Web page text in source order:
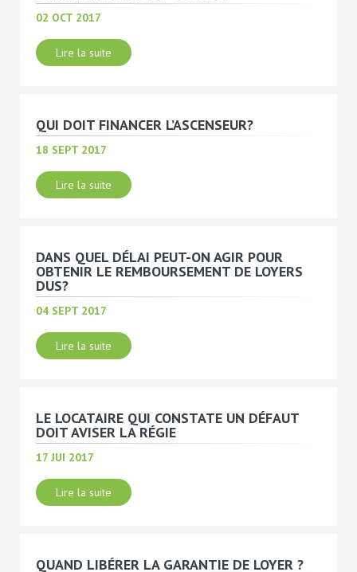
02 OCT 2017
Lire la suite
QUI DOIT FINANCER L’ASCENSEUR?
18 SEPT 2017
Lire la suite
DANS QUEL DÉLAI PEUT-ON AGIR POUR
OBTENIR LE REMBOURSEMENT DE LOYERS
DUS?
04 SEPT 2017
Lire la suite
LE LOCATAIRE QUI CONSTATE UN DÉFAUT
DOIT AVISER LA RÉGIE
17 JUI 2017
Lire la suite
QUAND LIBÉRER LA GARANTIE DE LOYER ?